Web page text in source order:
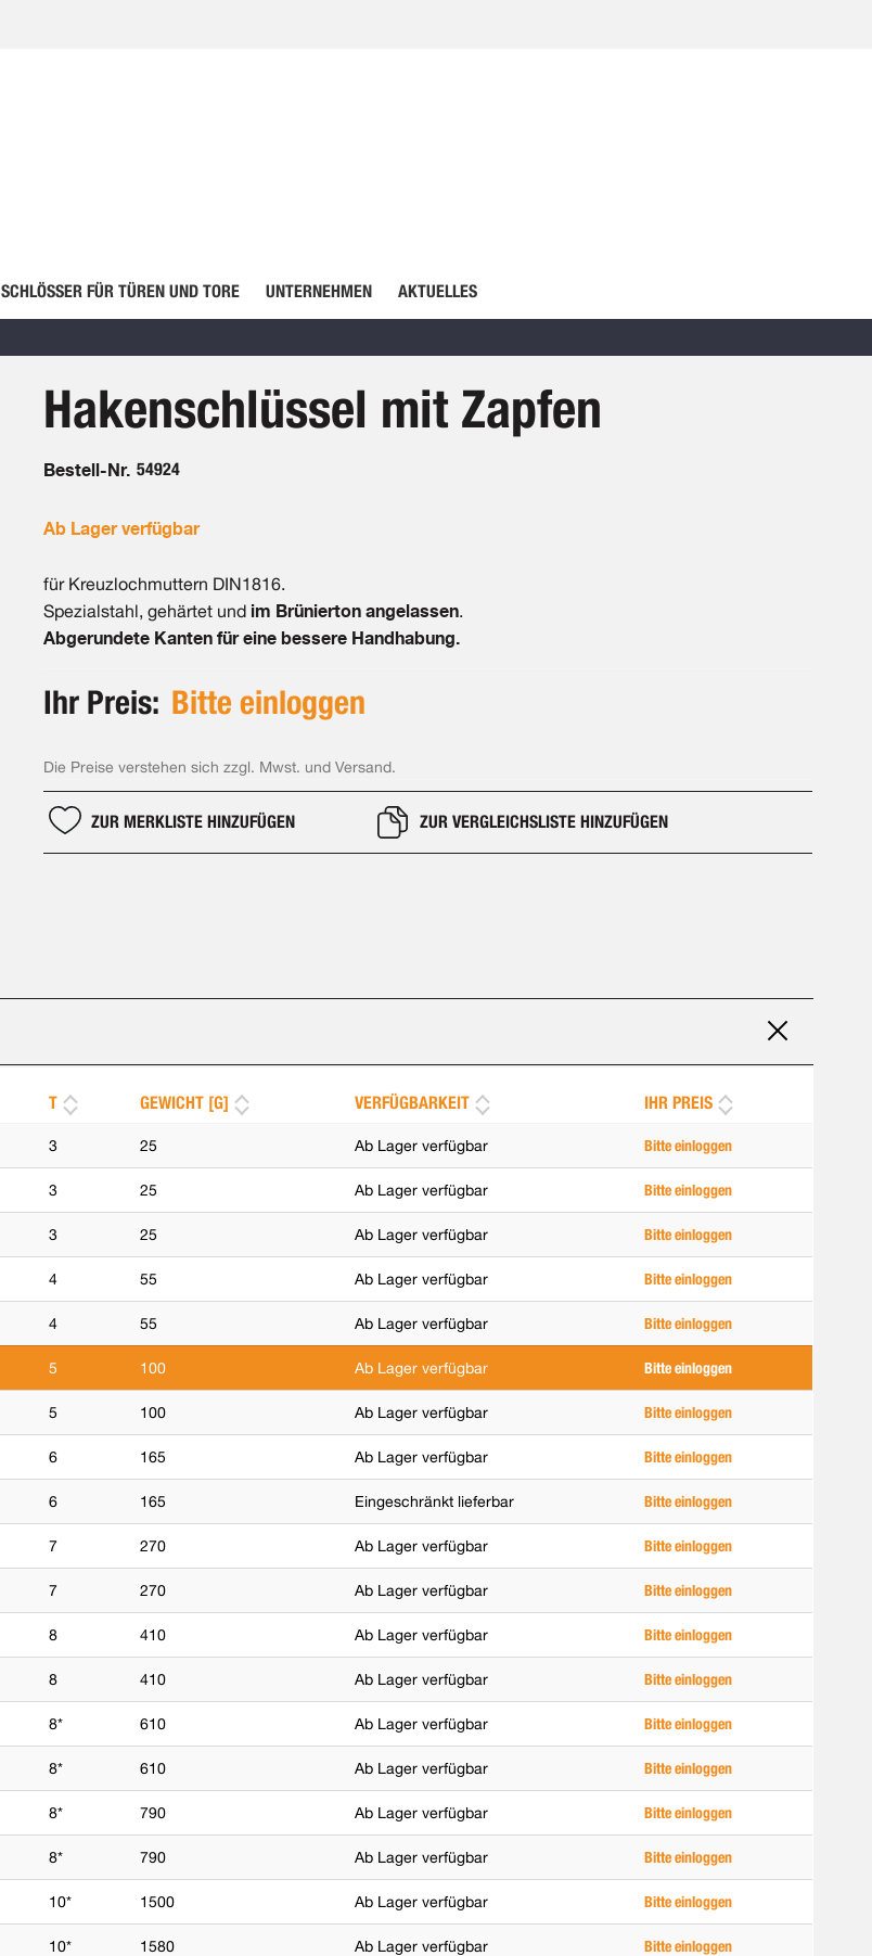
SCHLÖSSER FÜR TÜREN UND TORE UNTERNEHMEN AKTUELLES
Hakenschlüssel mit Zapfen
Bestell-Nr. 54924
Ab Lager verfügbar
für Kreuzlochmuttern DIN1816.
Spezialstahl, gehärtet und im Brünierton angelassen.
Abgerundete Kanten für eine bessere Handhabung.
Ihr Preis: Bitte einloggen
Die Preise verstehen sich zzgl. Mwst. und Versand.
ZUR MERKLISTE HINZUFÜGEN ZUR VERGLEICHSLISTE HINZUFÜGEN
T GEWICHT [G] VERFÜGBARKEIT IHR PREIS
3 25 Ab Lager verfügbar Bitte einloggen
3 25 Ab Lager verfügbar Bitte einloggen
3 25 Ab Lager verfügbar Bitte einloggen
4 55 Ab Lager verfügbar Bitte einloggen
4 55 Ab Lager verfügbar Bitte einloggen
5 100 Ab Lager verfügbar Bitte einloggen
5 100 Ab Lager verfügbar Bitte einloggen
6 165 Ab Lager verfügbar Bitte einloggen
6 165 Eingeschränkt lieferbar Bitte einloggen
7 270 Ab Lager verfügbar Bitte einloggen
7 270 Ab Lager verfügbar Bitte einloggen
8 410 Ab Lager verfügbar Bitte einloggen
8 410 Ab Lager verfügbar Bitte einloggen
8* 610 Ab Lager verfügbar Bitte einloggen
8* 610 Ab Lager verfügbar Bitte einloggen
8* 790 Ab Lager verfügbar Bitte einloggen
8* 790 Ab Lager verfügbar Bitte einloggen
10* 1500 Ab Lager verfügbar Bitte einloggen
10* 1580 Ab Lager verfügbar Bitte einloggen